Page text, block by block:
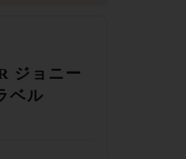
ジョニー
ベル